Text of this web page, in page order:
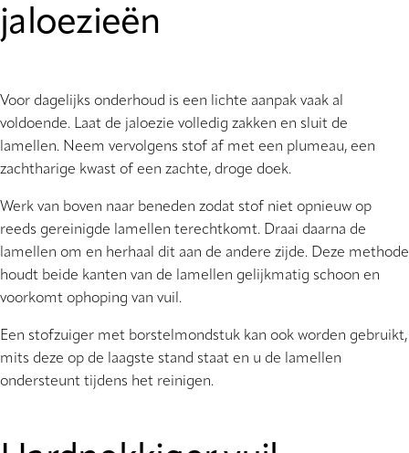
jaloezieën
Voor dagelijks onderhoud is een lichte aanpak vaak al
voldoende. Laat de jaloezie volledig zakken en sluit de
lamellen. Neem vervolgens stof af met een plumeau, een
zachtharige kwast of een zachte, droge doek.
Werk van boven naar beneden zodat stof niet opnieuw op
reeds gereinigde lamellen terechtkomt. Draai daarna de
lamellen om en herhaal dit aan de andere zijde. Deze methode
houdt beide kanten van de lamellen gelijkmatig schoon en
voorkomt ophoping van vuil.
Een stofzuiger met borstelmondstuk kan ook worden gebruikt,
mits deze op de laagste stand staat en u de lamellen
ondersteunt tijdens het reinigen.